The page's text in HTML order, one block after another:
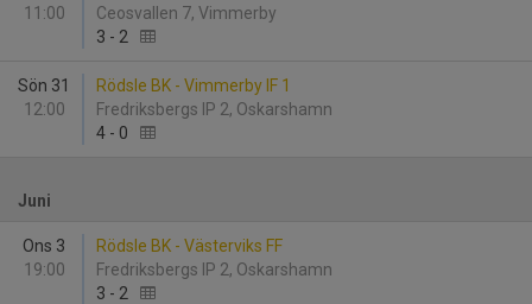
11:00
Ceosvallen 7, Vimmerby
3 - 2
Sön 31
12:00
Rödsle BK - Vimmerby IF 1
Fredriksbergs IP 2, Oskarshamn
4 - 0
Juni
Ons 3
19:00
Rödsle BK - Västerviks FF
Fredriksbergs IP 2, Oskarshamn
3 - 2